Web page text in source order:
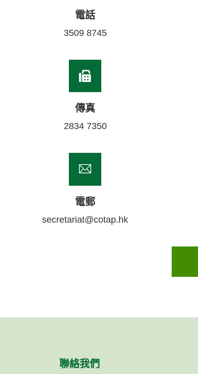
電話
3509 8745
傳真
2834 7350
電郵
secretariat@cotap.hk
聯絡我們